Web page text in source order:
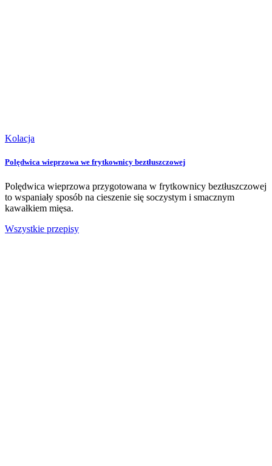
Kolacja
Polędwica wieprzowa we frytkownicy beztłuszczowej
Polędwica wieprzowa przygotowana w frytkownicy beztłuszczowej
to wspaniały sposób na cieszenie się soczystym i smacznym
kawałkiem mięsa.
Wszystkie przepisy